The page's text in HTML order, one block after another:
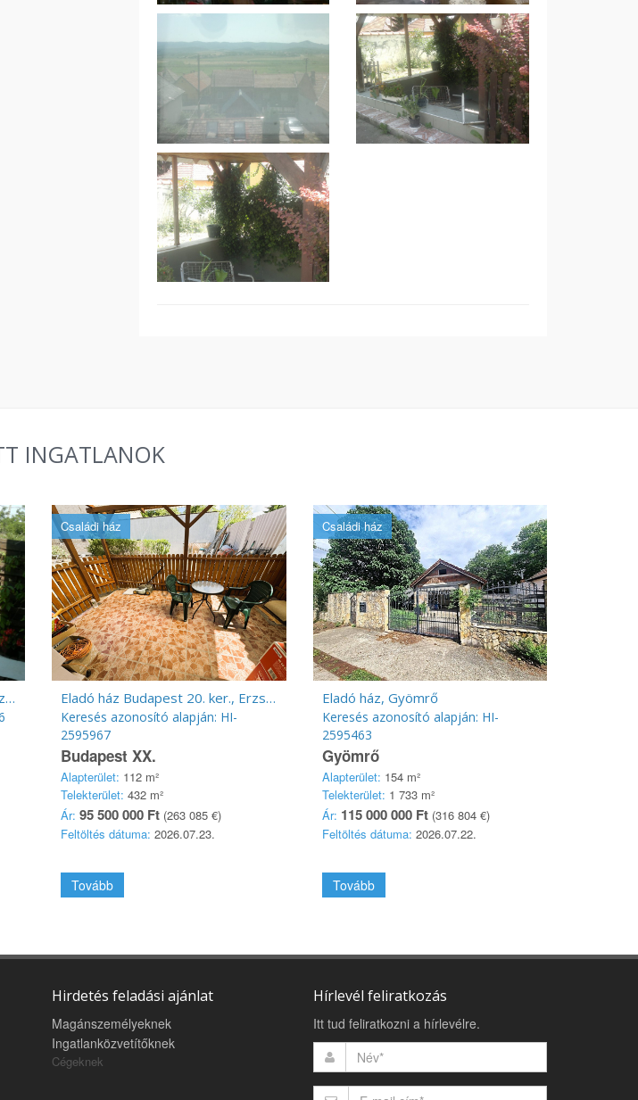
INGATLANOK
Csendes, jófekvésű, alacsony rezsijű lakás, kifogástalan állapotban
Családi ház
Eladó ház Budapest 20. ker., Erzsébetfalva
Keresés azonosító alapján: HI-
2595967
Budapest XX.
Alapterület: 112 m²
Telekterület: 432 m²
Ár: 95 500 000 Ft (263 085 €)
Feltöltés dátuma: 2026.07.23.
Tovább
Családi ház
Eladó ház, Gyömrő
Keresés azonosító alapján: HI-
2595463
Gyömrő
Alapterület: 154 m²
Telekterület: 1 733 m²
Ár: 115 000 000 Ft(316 804 €)
Feltöltés dátuma: 2026.07.22.
Tovább
Hirdetés feladási ajánlat
Magánszemélyeknek
Ingatlanközvetítőknek
Cégeknek
Hírlevél feliratkozás
Itt tud feliratkozni a hírlevélre.